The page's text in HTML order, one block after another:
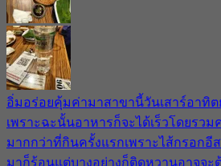
อิ่มอร่อยคุ้มค่ามาสาขานี้วันเสาร์อาทิ
เพราะฉะนั้นอาหารก็จะได้เร็วโดยรว
มากกว่าที่กินครั้งแรกเพราะไส้กรอก
มาก็ร้อนแต่บางอย่างก็ติดหวานอาจจะ